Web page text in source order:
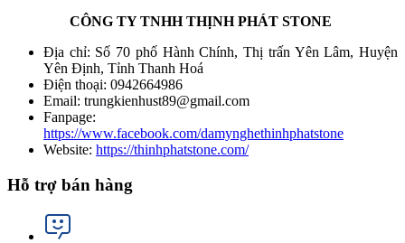
CÔNG TY TNHH THỊNH PHÁT STONE
Địa chỉ: Số 70 phố Hành Chính, Thị trấn Yên Lâm, Huyện
Yên Định, Tỉnh Thanh Hoá
Điện thoại: 0942664986
Email: trungkienhust89@gmail.com
Fanpage:
https://www.facebook.com/damynghethinhphatstone
Website: https://thinhphatstone.com/
Hỗ trợ bán hàng